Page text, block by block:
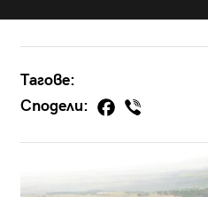
Тагове:
Сподели: